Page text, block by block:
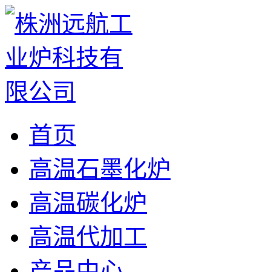
首页
高温石墨化炉
高温碳化炉
高温代加工